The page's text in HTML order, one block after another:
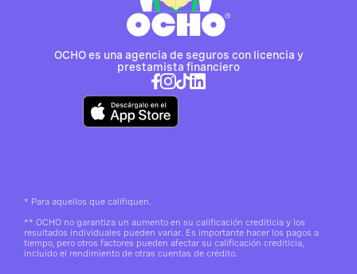
OCHO es una agencia de seguros con licencia y
prestamista financiero
* Para aquellos que califiquen.
** OCHO no garantiza un aumento en su calificación crediticia y los
resultados individuales pueden variar. Es importante hacer los pagos a
tiempo, pero otros factores pueden afectar su calificación crediticia,
incluido el rendimiento de otras cuentas de crédito.